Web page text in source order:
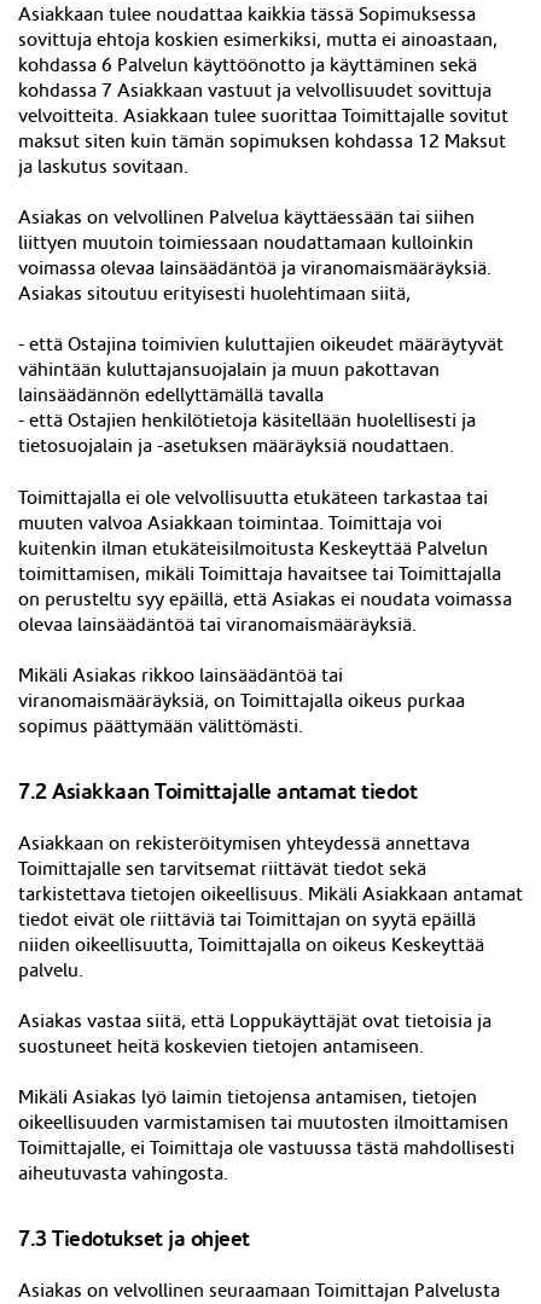
Asiakkaan tulee noudattaa kaikkia tässä Sopimuksessa
sovittuja ehtoja koskien esimerkiksi, mutta ei ainoastaan,
kohdassa 6 Palvelun käyttöönotto ja käyttäminen sekä
kohdassa 7 Asiakkaan vastuut ja velvollisuudet sovittuja
velvoitteita. Asiakkaan tulee suorittaa Toimittajalle sovitut
maksut siten kuin tämän sopimuksen kohdassa 12 Maksut
ja laskutus sovitaan.
Asiakas on velvollinen Palvelua käyttäessään tai siihen
liittyen muutoin toimiessaan noudattamaan kulloinkin
voimassa olevaa lainsäädäntöä ja viranomaismääräyksiä.
Asiakas sitoutuu erityisesti huolehtimaan siitä,
- että Ostajina toimivien kuluttajien oikeudet määräytyvät
vähintään kuluttajansuojalain ja muun pakottavan
lainsäädännön edellyttämällä tavalla
- että Ostajien henkilötietoja käsitellään huolellisesti ja
tietosuojalain ja -asetuksen määräyksiä noudattaen.
Toimittajalla ei ole velvollisuutta etukäteen tarkastaa tai
muuten valvoa Asiakkaan toimintaa. Toimittaja voi
kuitenkin ilman etukäteisilmoitusta Keskeyttää Palvelun
toimittamisen, mikäli Toimittaja havaitsee tai Toimittajalla
on perusteltu syy epäillä, että Asiakas ei noudata voimassa
olevaa lainsäädäntöä tai viranomaismääräyksiä.
Mikäli Asiakas rikkoo lainsäädäntöä tai
viranomaismääräyksiä, on Toimittajalla oikeus purkaa
sopimus päättymään välittömästi.
7.2 Asiakkaan Toimittajalle antamat tiedot
Asiakkaan on rekisteröitymisen yhteydessä annettava
Toimittajalle sen tarvitsemat riittävät tiedot sekä
tarkistettava tietojen oikeellisuus. Mikäli Asiakkaan antamat
tiedot eivät ole riittäviä tai Toimittajan on syytä epäillä
niiden oikeellisuutta, Toimittajalla on oikeus Keskeyttää
palvelu.
Asiakas vastaa siitä, että Loppukäyttäjät ovat tietoisia ja
suostuneet heitä koskevien tietojen antamiseen.
Mikäli Asiakas lyö laimin tietojensa antamisen, tietojen
oikeellisuuden varmistamisen tai muutosten ilmoittamisen
Toimittajalle, ei Toimittaja ole vastuussa tästä mahdollisesti
aiheutuvasta vahingosta.
7.3 Tiedotukset ja ohjeet
Asiakas on velvollinen seuraamaan Toimittajan Palvelusta